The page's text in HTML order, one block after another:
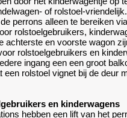
of rolstoel-
perrons alleen te bereiken
rolstoelgebruikers,
achterste en voorste wagon
rolstoelgebruikers en
ingang een een groot
een rolstoel vignet bij de deur
en kinderwagens
hebben een lift van het